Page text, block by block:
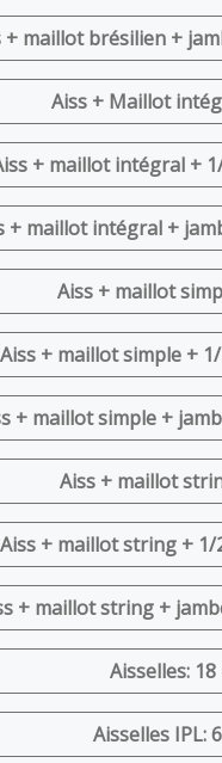
+ maillot brésilien +
Aiss + Maillot
+ maillot intégral +
+ maillot intégral +
Aiss + maillot
Aiss + maillot simple +
+ maillot simple +
Aiss + maillot
Aiss + maillot string + 1/
+ maillot string +
Aisselles: 18
Aisselles IPL: